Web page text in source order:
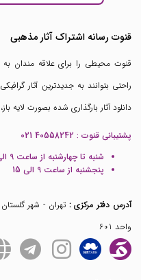
قنوت رسانه اشتراک آثار مذهبی
قنوت محیطی را برای علاقه مندان
راحتی بتوانند به جدیدترین آثار
دانلود آثار بارگذاری شده بصورت لایه
پشتیبانی قنوت : 021 40558242
شنبه تا چهارشنبه از ساعت 9 الی 17
پنجشنبه از ساعت 9 الی 15
آدرس دفتر مرکزی :
واحد 601